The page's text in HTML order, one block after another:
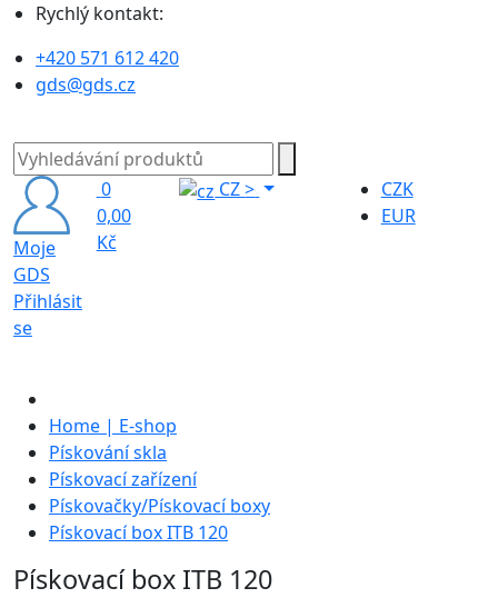
Rychlý kontakt:
+420 571 612 420
gds@gds.cz
Moje
GDS
Přihlásit
se
0
0,00
Kč
CZ>
CZK
EUR
Home | E-shop
Pískování skla
Pískovací zařízení
Pískovačky/Pískovací boxy
Pískovací box ITB 120
Pískovací box ITB 120